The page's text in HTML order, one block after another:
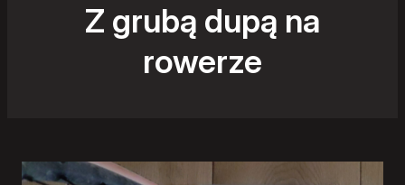
Z grubą dupą na
rowerze